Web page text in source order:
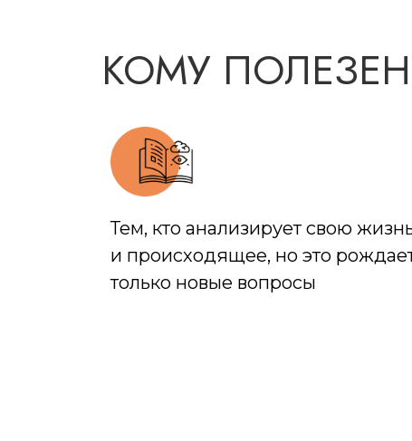
КОМУ ПОЛЕЗЕН
Тем, кто анализирует свою
и происходящее, но это
только новые вопросы​